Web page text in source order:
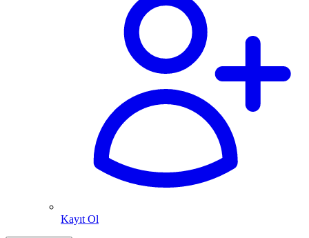
Kayıt Ol